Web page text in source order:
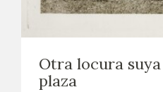
EL VIAJE DE GOYA
GOYA EN EL MUNDO
Otra locura
plaza